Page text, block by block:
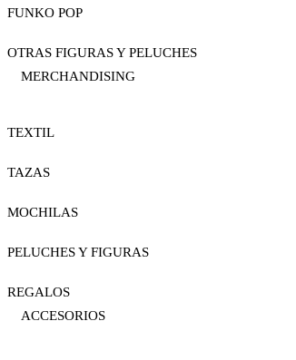
FUNKO POP
OTRAS FIGURAS Y PELUCHES
MERCHANDISING
TEXTIL
TAZAS
MOCHILAS
PELUCHES Y FIGURAS
REGALOS
ACCESORIOS